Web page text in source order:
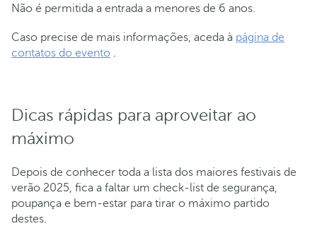
Não é permitida a entrada a menores de 6 anos.
Caso precise de mais informações, aceda à página de
contatos do evento .
Dicas rápidas para aproveitar ao
máximo
Depois de conhecer toda a lista dos maiores festivais de
verão 2025, fica a faltar um check-list de segurança,
poupança e bem-estar para tirar o máximo partido
destes.